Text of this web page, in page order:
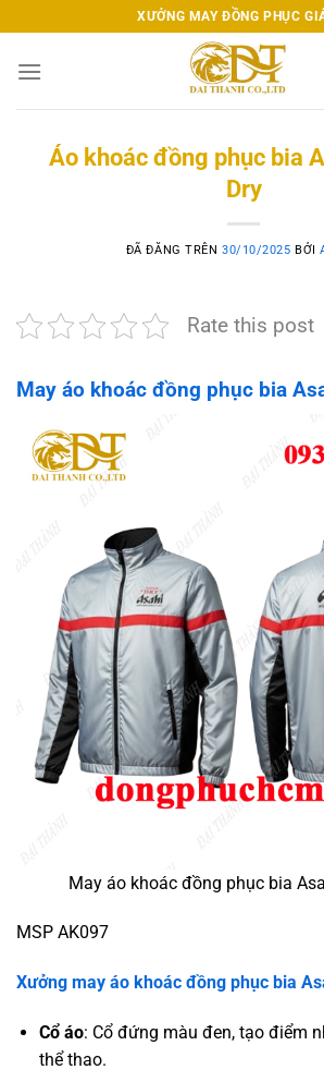
đến
nội
XƯỞNG MAY ĐỒNG PHỤC
Áo khoác đồng phục bia
Dry
ĐÃ ĐĂNG TRÊN30/10/2025 BỞI
Rate this post
May áo khoác đồng phục bia
May áo khoác đồng phục bia
MSP AK097
Xưởng may áo khoác đồng phục bia
Cổ áo: Cổ đứng màu đen, tạo điểm
thể thao.